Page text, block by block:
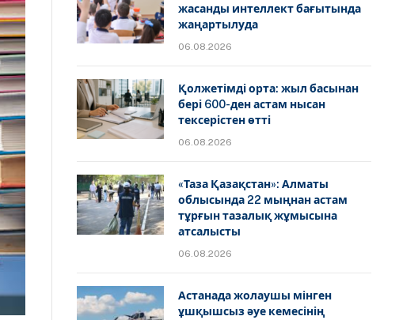
жасанды интеллект бағытында
жаңартылуда
06.08.2026
Қолжетімді орта: жыл басынан
бері 600-ден астам нысан
тексерістен өтті
06.08.2026
«Таза Қазақстан»: Алматы
облысында 22 мыңнан астам
тұрғын тазалық жұмысына
атсалысты
06.08.2026
Астанада жолаушы мінген
ұшқышсыз әуе кемесінің